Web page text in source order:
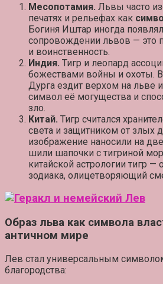
Месопотамия. Львы часто
печатях и рельефах как
Богиня Иштар иногда
сопровождении львов — это
и воинственность.
Индия. Тигр и леопард
божествами войны и охоты.
Дурга ездит верхом на льве
символ её могущества и
зло.
Китай. Тигр считался
света и защитником от злых
изображение наносили на
шили шапочки с тигриной
китайской астрологии тигр —
зодиака, олицетворяющий
Образ льва как символа
античном мире
Лев стал универсальным
благородства: